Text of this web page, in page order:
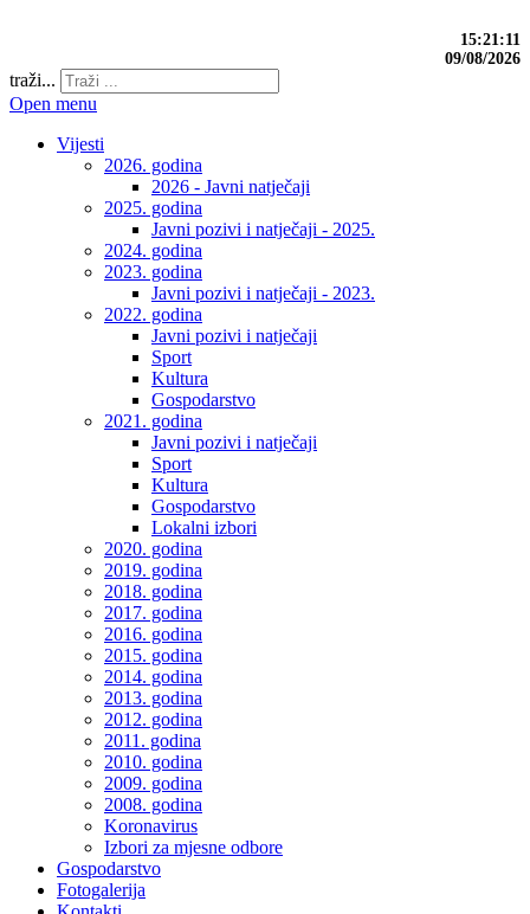
15:21:11
09/08/2026
traži...
Open menu
Vijesti
2026. godina
2026 - Javni natječaji
2025. godina
Javni pozivi i natječaji - 2025.
2024. godina
2023. godina
Javni pozivi i natječaji - 2023.
2022. godina
Javni pozivi i natječaji
Sport
Kultura
Gospodarstvo
2021. godina
Javni pozivi i natječaji
Sport
Kultura
Gospodarstvo
Lokalni izbori
2020. godina
2019. godina
2018. godina
2017. godina
2016. godina
2015. godina
2014. godina
2013. godina
2012. godina
2011. godina
2010. godina
2009. godina
2008. godina
Koronavirus
Izbori za mjesne odbore
Gospodarstvo
Fotogalerija